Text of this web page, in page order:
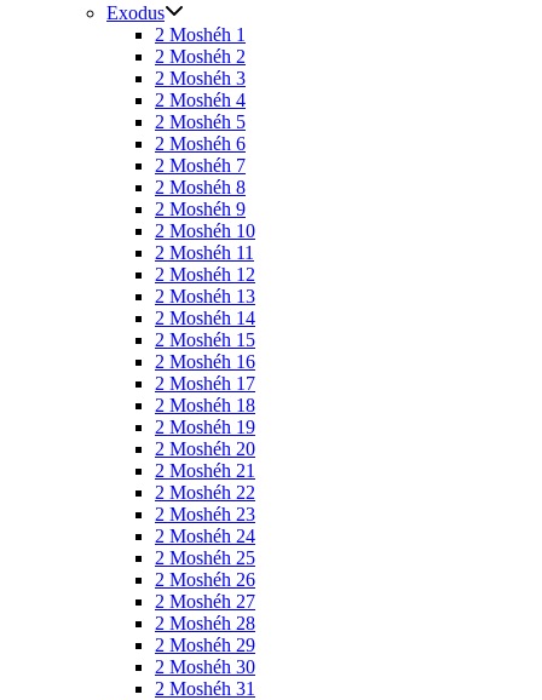
Exodus
2 Moshéh 1
2 Moshéh 2
2 Moshéh 3
2 Moshéh 4
2 Moshéh 5
2 Moshéh 6
2 Moshéh 7
2 Moshéh 8
2 Moshéh 9
2 Moshéh 10
2 Moshéh 11
2 Moshéh 12
2 Moshéh 13
2 Moshéh 14
2 Moshéh 15
2 Moshéh 16
2 Moshéh 17
2 Moshéh 18
2 Moshéh 19
2 Moshéh 20
2 Moshéh 21
2 Moshéh 22
2 Moshéh 23
2 Moshéh 24
2 Moshéh 25
2 Moshéh 26
2 Moshéh 27
2 Moshéh 28
2 Moshéh 29
2 Moshéh 30
2 Moshéh 31